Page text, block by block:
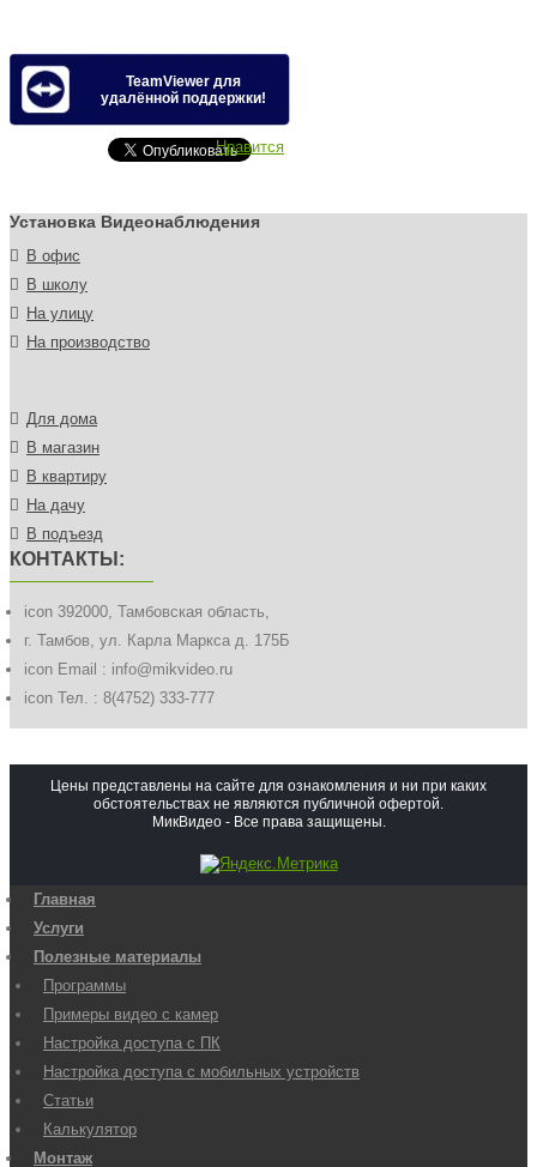
TeamViewer для
удалённой поддержки!
Нравится
Установка Видеонаблюдения
В офис
В школу
На улицу
На производство
Для дома
В магазин
В квартиру
На дачу
В подъезд
КОНТАКТЫ:
icon 392000, Тамбовская область,
г. Тамбов, ул. Карла Маркса д. 175Б
icon Email : info@mikvideo.ru
icon Тел. : 8(4752) 333-777
Цены представлены на сайте для ознакомления и ни при каких
обстоятельствах не являются публичной офертой.
МикВидео - Все права защищены.
Главная
Услуги
Полезные материалы
Программы
Примеры видео с камер
Настройка доступа с ПК
Настройка доступа с мобильных устройств
Статьи
Калькулятор
Монтаж